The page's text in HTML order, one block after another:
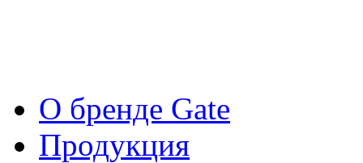
О бренде Gate
Продукция